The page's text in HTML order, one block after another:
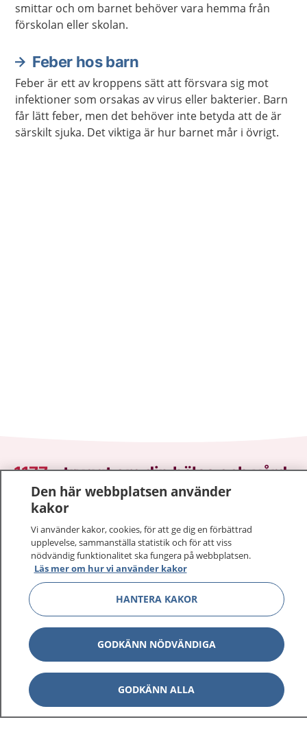
smittar och om barnet behöver vara hemma från
förskolan eller skolan.
Feber hos barn
Feber är ett av kroppens sätt att försvara sig mot
infektioner som orsakas av virus eller bakterier. Barn
får lätt feber, men det behöver inte betyda att de är
särskilt sjuka. Det viktiga är hur barnet mår i övrigt.
1177–tryggt om din hälsa och vård
På 1177.se får du råd om hälsa och information om
Logga in för att läsa din journal och göra dina
vårdärenden. Ring telefonnummer 1177 för
sjukvårdsrådgivning dygnet runt.
1177 ger dig råd när du vill må bättre.
1177 på flera språk Visa
Om 1177 Visa
Den här webbplatsen använder
kakor
Vi använder kakor, cookies, för att ge dig en förbättrad
upplevelse, sammanställa statistik och för att viss
nödvändig funktionalitet ska fungera på webbplatsen.
Läs mer om hur vi använder kakor
HANTERA KAKOR
GODKÄNN NÖDVÄNDIGA
GODKÄNN ALLA